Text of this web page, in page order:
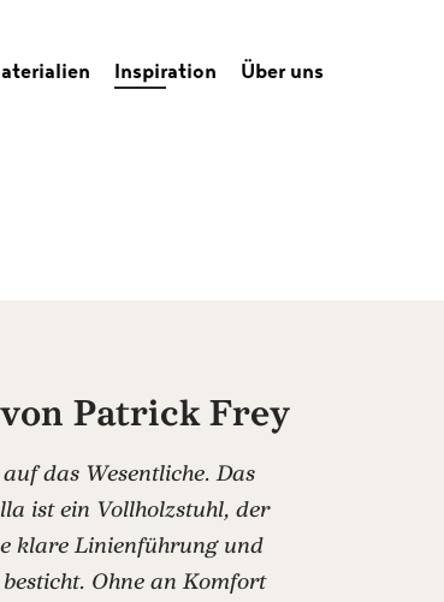
Inspiration Über uns
Patrick Frey
das Wesentliche. Das
ist ein Vollholzstuhl, der
klare Linienführung und
Ohne an Komfort